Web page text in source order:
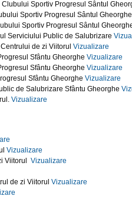
Sportiv Progresul Sântul
Sportiv Progresul Sântul Gheorghe
Sportiv Progresul Sântul
Serviciului Public de Salubrizare
de zi Viitorul Vizualizare
Sfântu Gheorghe Vizualizare
Sfântu Gheorghe Vizualizare
Sfântu Gheorghe Vizualizare
de Salubrizare Sfântu Gheorghe
Vizualizare
Vizualizare
Viitorul Vizualizare
de zi Viitorul Vizualizare